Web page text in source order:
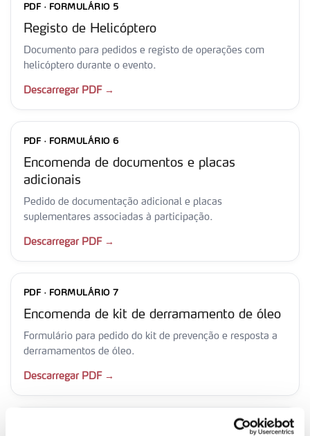
PDF · FORMULÁRIO 5
Registo de Helicóptero
Documento para pedidos e registo de operações com
helicóptero durante o evento.
Descarregar PDF →
PDF · FORMULÁRIO 6
Encomenda de documentos e placas
adicionais
Pedido de documentação adicional e placas
suplementares associadas à participação.
Descarregar PDF →
PDF · FORMULÁRIO 7
Encomenda de kit de derramamento de óleo
Formulário para pedido do kit de prevenção e resposta a
derramamentos de óleo.
Descarregar PDF →